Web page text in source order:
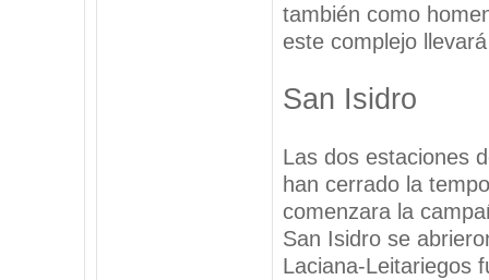
también como
este complejo
San Isidro
Las dos estaciones
han cerrado la
comenzara la
San Isidro se
Laciana-Leitariegos